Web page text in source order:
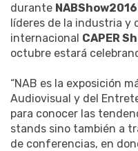
durante NABShow2016
líderes de la industria y
internacional CAPER
octubre estará
“NAB es la exposición
Audiovisual y del
para conocer las
stands sino también a
de conferencias, en